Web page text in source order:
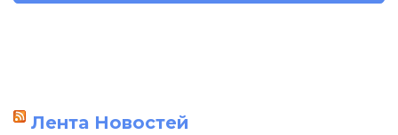
Лента Новостей